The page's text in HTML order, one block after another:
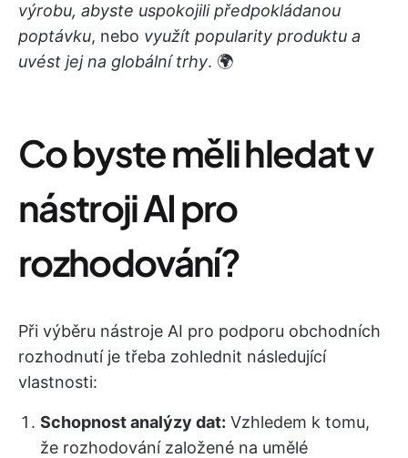
výrobu, abyste uspokojili předpokládanou
poptávku, nebo využít popularity produktu a
uvést jej na globální trhy. 🌍
Co byste měli hledat v
nástroji AI pro
rozhodování?
Při výběru nástroje AI pro podporu obchodních
rozhodnutí je třeba zohlednit následující
vlastnosti:
Schopnost analýzy dat: Vzhledem k tomu,
že rozhodování založené na umělé